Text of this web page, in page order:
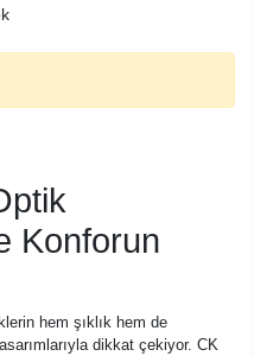
Konforun
hem şıklık hem de
dikkat çekiyor. CK